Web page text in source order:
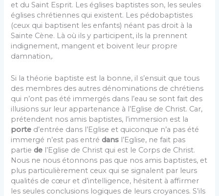
et du Saint Esprit. Les églises baptistes son, les seules
églises chrétiennes qui existent. Les pédobaptistes
(ceux qui baptisent les enfants) néant pas droit à la
Sainte Cène. Là où ils y participent, ils la prennent
indignement, mangent et boivent leur propre
damnation,.
Si la théorie baptiste est la bonne, il s’ensuit que tous
des membres des autres dénominations de chrétiens
qui n’ont pas été immergés dans l’eau se sont fait des
illu­sions sur leur appartenance à l’Eglise de Christ. Car,
prétendent nos amis baptistes, l’immersion est la
porte d’entrée dans l’Eglise et quiconque n’a pas été
immergé n’est pas entrédans l’Eglise, ne fait pas
partiede l’Eglise de Christ qui est le Corps de Christ.
Nous ne nous étonnons pas que nos amis baptistes, et
plus parti­culièrement ceux qui se signalent par leurs
qualités de cœur et d’intelligence, hésitent à affirmer
les seules con­clusions logiques de leurs croyances. S’ils